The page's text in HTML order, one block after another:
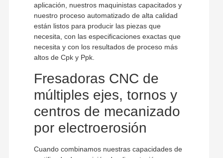
aplicación, nuestros maquinistas capacitados y
nuestro proceso automatizado de alta calidad
están listos para producir las piezas que
necesita, con las especificaciones exactas que
necesita y con los resultados de proceso más
altos de Cpk y Ppk.
Fresadoras CNC de
múltiples ejes, tornos y
centros de mecanizado
por electroerosión
Cuando combinamos nuestras capacidades de